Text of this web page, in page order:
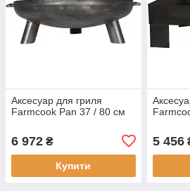
Аксесуар для гриля
Farmcook Pan 37 / 80 см
6 972 ₴
Купити
5 456